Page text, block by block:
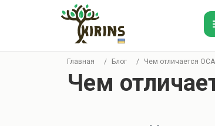
Главная / Блог / Чем отличается
Чем